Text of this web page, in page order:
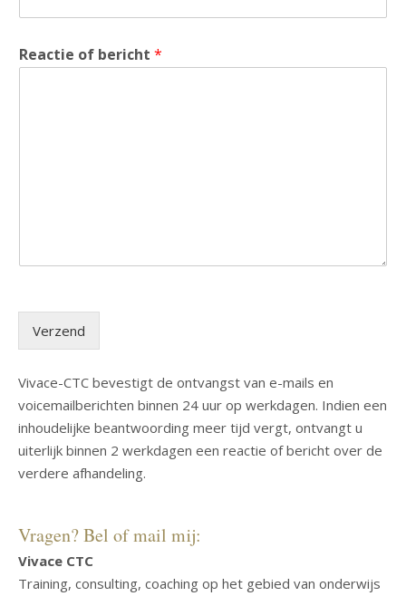
Reactie of bericht *
Verzend
Vivace-CTC bevestigt de ontvangst van e-mails en
voicemailberichten binnen 24 uur op werkdagen. Indien een
inhoudelijke beantwoording meer tijd vergt, ontvangt u
uiterlijk binnen 2 werkdagen een reactie of bericht over de
verdere afhandeling.
Vragen? Bel of mail mij:
Vivace CTC
Training, consulting, coaching op het gebied van onderwijs